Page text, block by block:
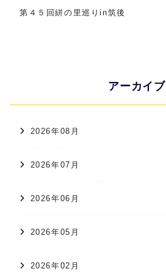
第４５回絣の里巡りin筑後
アーカイブ
2026年08月
2026年07月
2026年06月
2026年05月
2026年02月